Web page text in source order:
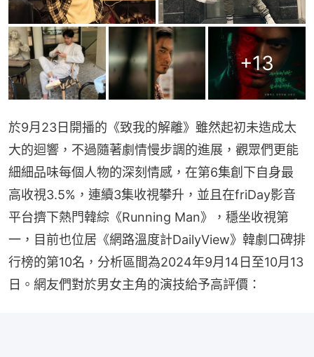
+13
於9月23日開播的《致我的解離》雖然起初未造成太
大的迴響，不過隨著劇情慢步調的進展，觀眾們更能
細細品味每個人物的深刻情感，在第6集創下自身最
高收視3.5%，連續3集收視攀升，並且在friDay影音
平台擠下熱門韓綜《Running Man》，穩坐收視第
一，目前也位居《網路溫度計DailyView》韓劇口碑排
行榜的第10名，分析區間為2024年9月14日至10月13
日。網友們對於男女主角的演技給予高評價：